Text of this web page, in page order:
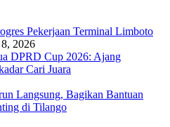
Pekerjaan Terminal Limboto
2026
DPRD Cup 2026: Ajang
Cari Juara
Langsung, Bagikan Bantuan
di Tilango